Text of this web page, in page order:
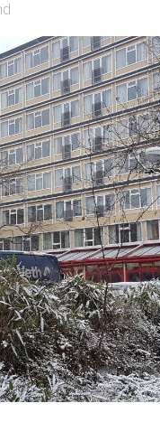
de pagina